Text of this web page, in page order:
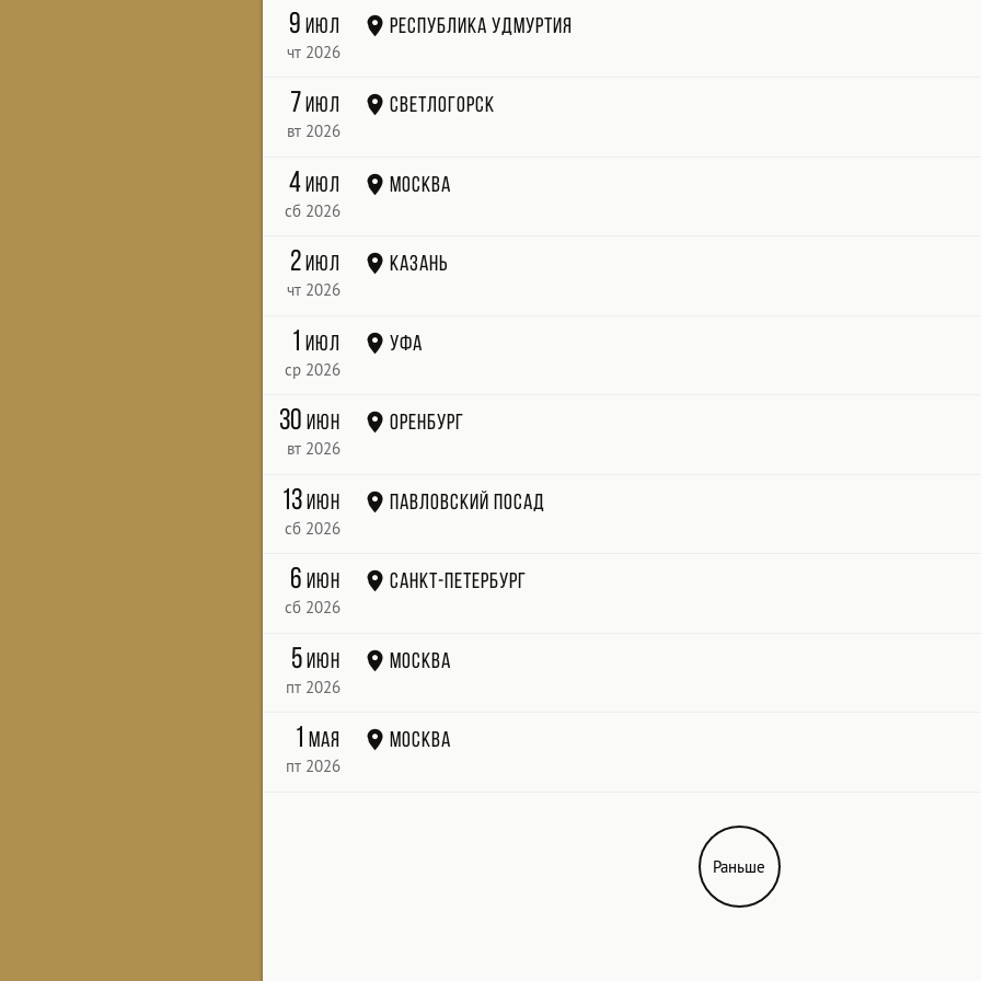
9июл
чт 2026
республика Удмуртия
7июл
вт 2026
Светлогорск
4июл
сб 2026
Москва
2июл
чт 2026
Казань
1июл
ср 2026
Уфа
30июн
вт 2026
Оренбург
13июн
сб 2026
Павловский Посад
6июн
сб 2026
Санкт-Петербург
5июн
пт 2026
Москва
1мая
пт 2026
Москва
Раньше